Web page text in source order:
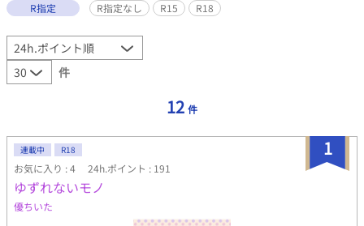
R指定
R指定なし R15 R18
件
12 件
1
連載中 R18
お気に入り : 4 24h.ポイント : 191
ゆずれないモノ
優ちいた